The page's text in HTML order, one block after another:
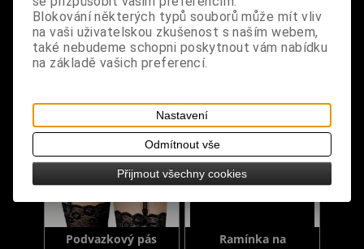
L
Cena:490 Kč
Koupit
Cena: 590 Kč
Koupit
Podvazkový pás
Ramínka na
Blokování některých typů souborů může mít vliv
na vaši uživatelskou zkušenost s naším webem,
také nebudeme schopni poskytnout vám nabídku
na základě vašich preferencí.
Nastavení
Odmítnout vše
Přijmout všechny cookies